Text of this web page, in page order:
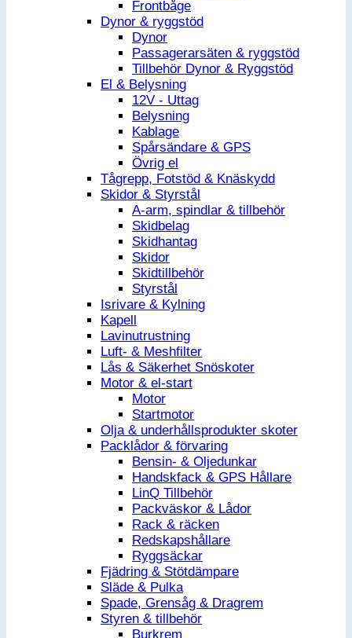
Frontbåge
Dynor & ryggstöd
Dynor
Passagerarsäten & ryggstöd
Tillbehör Dynor & Ryggstöd
El & Belysning
12V - Uttag
Belysning
Kablage
Spårsändare & GPS
Övrig el
Tågrepp, Fotstöd & Knäskydd
Skidor & Styrstål
A-arm, spindlar & tillbehör
Skidbelag
Skidhantag
Skidor
Skidtillbehör
Styrstål
Isrivare & Kylning
Kapell
Lavinutrustning
Luft- & Meshfilter
Lås & Säkerhet Snöskoter
Motor & el-start
Motor
Startmotor
Olja & underhållsprodukter skoter
Packlådor & förvaring
Bensin- & Oljedunkar
Handskfack & GPS Hållare
LinQ Tillbehör
Packväskor & Lådor
Rack & räcken
Redskapshållare
Ryggsäckar
Fjädring & Stötdämpare
Släde & Pulka
Spade, Grensåg & Dragrem
Styren & tillbehör
Burkrem